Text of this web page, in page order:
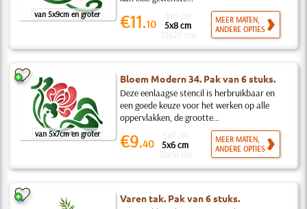
van 5x9cm en groter €11.10 5x8 cm
MEER MATEN,
ANDERE OPTIES
van 5x7cm en groter
Bloem Modern 34. Pak van 6 stuks.
Deze eenlaagse stencil is herbruikbaar en
een goede keuze voor het werken op alle
oppervlakken, de grootte...
€9.40 5x6 cm
MEER MATEN,
ANDERE OPTIES
Varen tak. Pak van 6 stuks.